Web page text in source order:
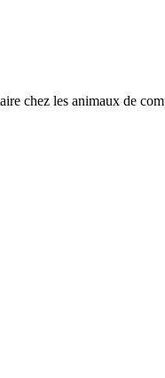
chez les animaux de